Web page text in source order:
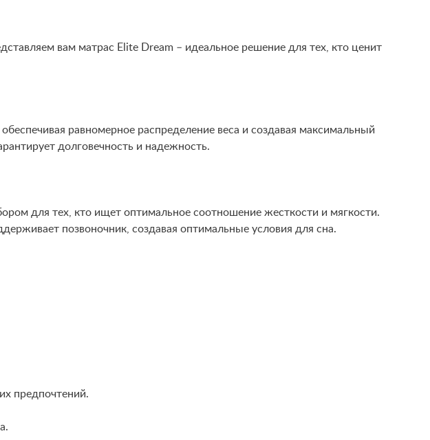
вам матрас Elite Dream – идеальное решение для тех, кто ценит
равномерное распределение веса и создавая максимальный
долговечность и надежность.
для тех, кто ищет оптимальное соотношение жесткости и мягкости.
позвоночник, создавая оптимальные условия для сна.
предпочтений.